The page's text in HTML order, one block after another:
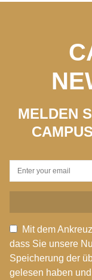
MELDEN
Mit dem
dass Sie unsere
Speicherung der
gelesen haben